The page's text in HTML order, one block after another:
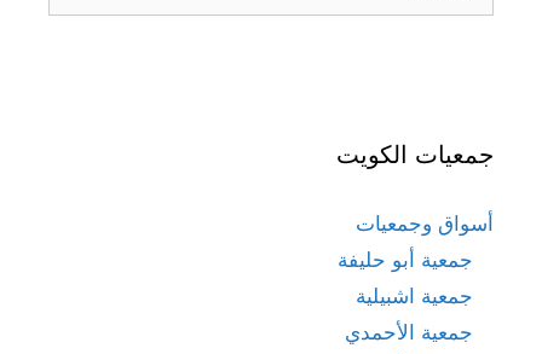
جمعيات الكويت
أسواق وجمعيات
جمعية أبو حليفة
جمعية اشبيلية
جمعية الأحمدي